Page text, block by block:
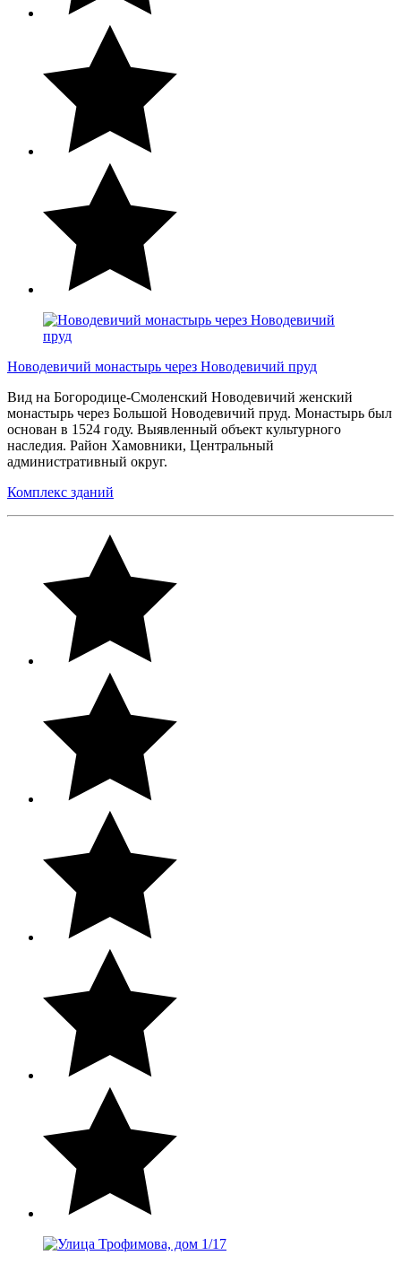
Новодевичий монастырь через Новодевичий пруд
Вид на Богородице-Смоленский Новодевичий женский
монастырь через Большой Новодевичий пруд. Монастырь был
основан в 1524 году. Выявленный объект культурного
наследия. Район Хамовники, Центральный
административный округ.
Комплекс зданий